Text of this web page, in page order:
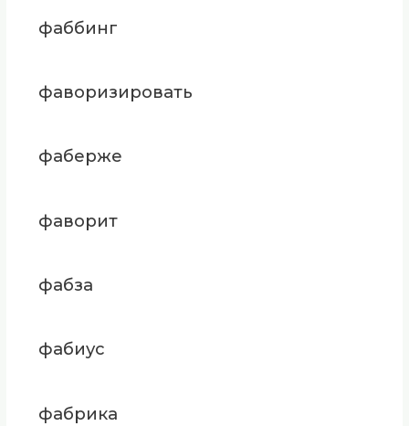
фаббинг
фаворизировать
фаберже
фаворит
фабза
фабиус
фабрика